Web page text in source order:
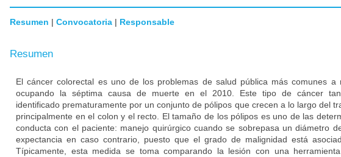
Resumen | Convocatoria | Responsable
Resumen
El cáncer colorectal es uno de los problemas de salud pública más comunes a
ocupando la séptima causa de muerte en el 2010. Este tipo de cáncer
identificado prematuramente por un conjunto de pólipos que crecen a lo largo del
principalmente en el colon y el recto. El tamaño de los pólipos es uno de las
conducta con el paciente: manejo quirúrgico cuando se sobrepasa un diámetro
expectancia en caso contrario, puesto que el grado de malignidad está
Típicamente, esta medida se toma comparando la lesión con una